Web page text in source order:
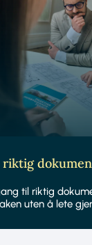
riktig
til riktig
uten å lete